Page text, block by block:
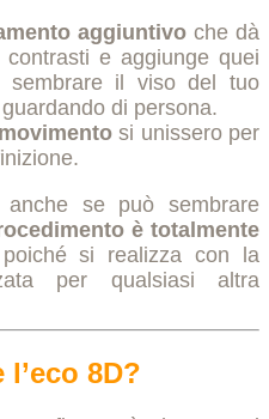
aggiuntivoche dà
e aggiunge quei
sembrare il viso del tuo
di persona.
si unissero per
se può sembrare
è totalmente
si realizza con la
per qualsiasi altra
8D?